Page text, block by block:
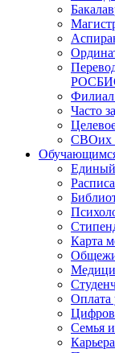
Часто
СВОих
Единый
Карта
Оплата
Семья
Карьера